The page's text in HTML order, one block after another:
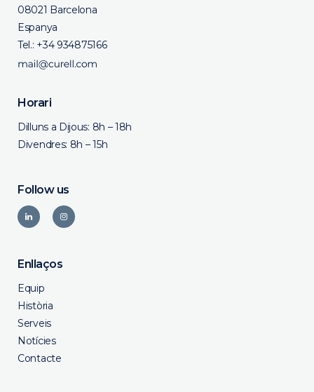
08021 Barcelona
Espanya
Tel.: +34 934875166
Horari
Dilluns a Dijous: 8h – 18h
Divendres: 8h – 15h
Follow us
Enllaços
Equip
Història
Serveis
Notícies
Contacte